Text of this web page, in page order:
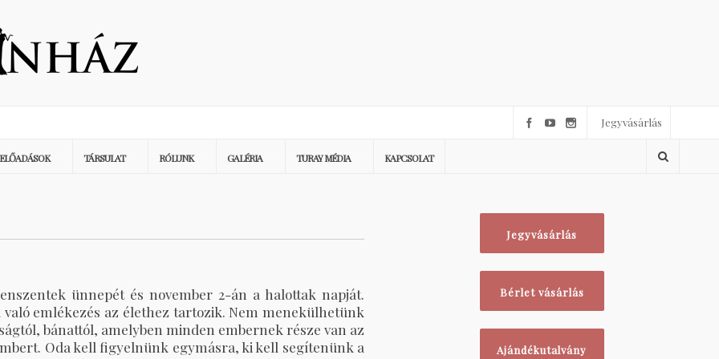
Jegyvásárlás
ELŐADÁSOK TÁRSULAT RÓLUNK GALÉRIA TURAY MÉDIA KAPCSOLAT
ünnepét és november 2-án a halottak napját.
emlékezés az élethez tartozik. Nem menekülhetünk
bánattól, amelyben minden embernek része van az
Oda kell figyelnünk egymásra, ki kell segítenünk a
Jegyvásárlás
Bérlet vásárlás
Ajándékutalvány